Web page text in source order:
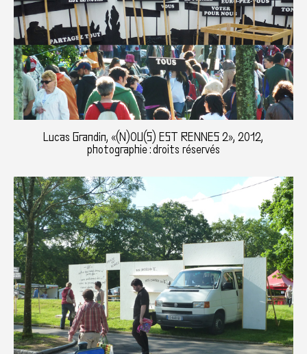
Lucas Grandin, «(N)OU(S) EST RENNES 2», 2012,
photographie : droits réservés